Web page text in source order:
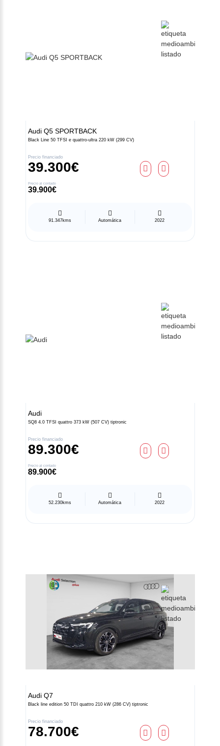
Audi Q5 SPORTBACK
Black Line 50 TFSI e quattro-ultra 220 kW (299 CV)
Precio financiado
39.300€
Precio al contado
39.900€
91.347kms Automática 2022
Audi
SQ8 4.0 TFSI quattro 373 kW (507 CV) tiptronic
Precio financiado
89.300€
Precio al contado
89.900€
52.230kms Automática 2022
Audi Q7
Black line edition 50 TDI quattro 210 kW (286 CV) tiptronic
Precio financiado
78.700€
Z.A.L. Área El Fresno -
11370 Los Barrios (Cádiz)